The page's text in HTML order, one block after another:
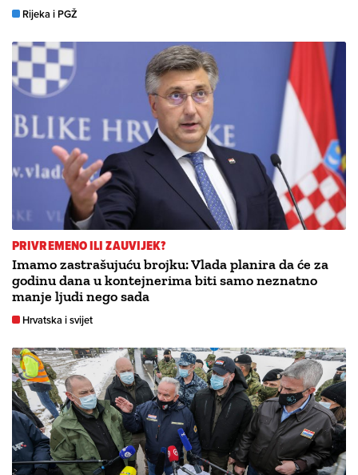
Rijeka i PGŽ
PRIVREMENO ILI ZAUVIJEK?
Imamo zastrašujuću brojku: Vlada planira da će za
godinu dana u kontejnerima biti samo neznatno
manje ljudi nego sada
Hrvatska i svijet